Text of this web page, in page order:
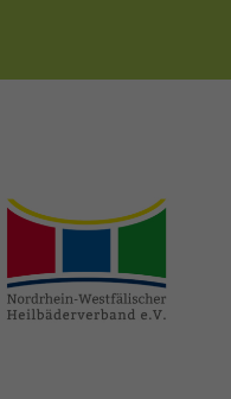
heilbaeder.de